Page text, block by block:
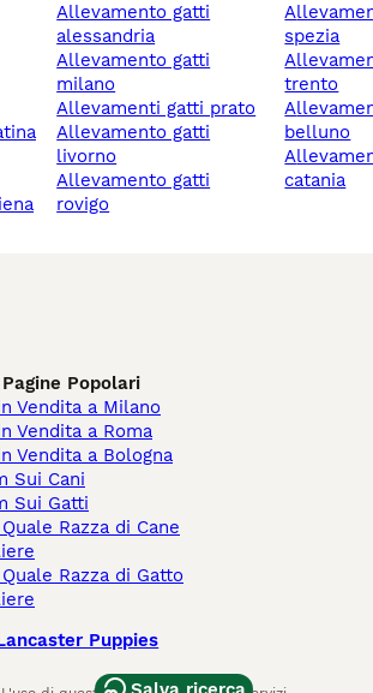
allevamento gatti
alessandria
allevamento gatti
milano
allevamenti gatti prato
allevamento gatti
livorno
allevamento gatti
rovigo
allevamento gatti la
spezia
allevamento gatti
trento
allevamento gatti
belluno
allevamento gatti
catania
Popolari
Vendita a Milano
Vendita a Roma
Vendita a Bologna
Sui Cani
Sui Gatti
Razza di Cane
Razza di Gatto
Puppies